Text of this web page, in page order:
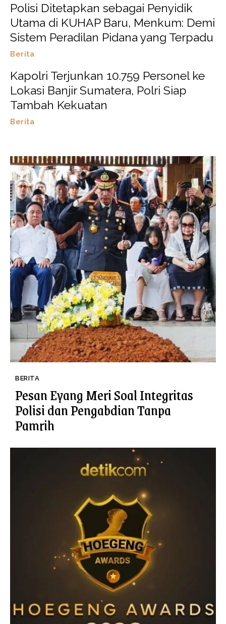
Polisi Ditetapkan sebagai Penyidik
Utama di KUHAP Baru, Menkum: Demi
Sistem Peradilan Pidana yang Terpadu
Berita
Kapolri Terjunkan 10.759 Personel ke
Lokasi Banjir Sumatera, Polri Siap
Tambah Kekuatan
Berita
BERITA
Pesan Eyang Meri Soal Integritas
Polisi dan Pengabdian Tanpa
Pamrih